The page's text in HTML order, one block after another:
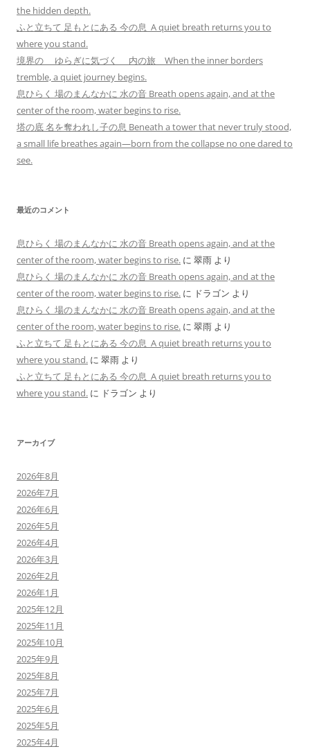
the hidden depth.
ふと立ちて 足もとにある 今の息 A quiet breath returns you to
where you stand.
境界の ゆらぎに気づく 内の旅 When the inner borders
tremble, a quiet journey begins.
息ひらく 場のまんなかに 水の音 Breath opens again, and at the
center of the room, water begins to rise.
塔の底 名を奪われし子の息 Beneath a tower that never truly stood,
a small life breathes again—born from the collapse no one dared to
see.
最近のコメント
息ひらく 場のまんなかに 水の音 Breath opens again, and at the
center of the room, water begins to rise. に 翠雨 より
息ひらく 場のまんなかに 水の音 Breath opens again, and at the
center of the room, water begins to rise. に ドラゴン より
息ひらく 場のまんなかに 水の音 Breath opens again, and at the
center of the room, water begins to rise. に 翠雨 より
ふと立ちて 足もとにある 今の息 A quiet breath returns you to
where you stand. に 翠雨 より
ふと立ちて 足もとにある 今の息 A quiet breath returns you to
where you stand. に ドラゴン より
アーカイブ
2026年8月
2026年7月
2026年6月
2026年5月
2026年4月
2026年3月
2026年2月
2026年1月
2025年12月
2025年11月
2025年10月
2025年9月
2025年8月
2025年7月
2025年6月
2025年5月
2025年4月